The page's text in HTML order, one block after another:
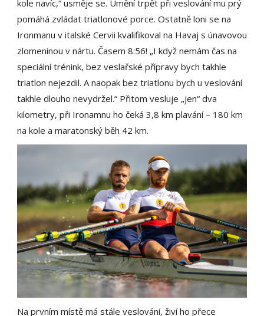
kole navíc,“ usměje se. Umění trpět při veslování mu prý
pomáhá zvládat triatlonové porce. Ostatně loni se na
Ironmanu v italské Cervii kvalifikoval na Havaj s únavovou
zlomeninou v nártu. Časem 8:56! „I když nemám čas na
speciální trénink, bez veslařské přípravy bych takhle
triatlon nejezdil. A naopak bez triatlonu bych u veslování
takhle dlouho nevydržel.“ Přitom vesluje „jen“ dva
kilometry, při Ironamnu ho čeká 3,8 km plavání – 180 km
na kole a maratonský běh 42 km.
Na prvním místě má stále veslování, živí ho přece